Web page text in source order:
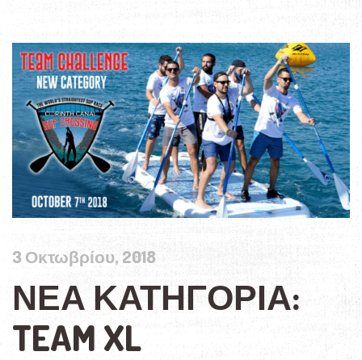
3 Οκτωβρίου, 2018
ΝΈΑ ΚΑΤΗΓΟΡΊΑ:
TEAM XL